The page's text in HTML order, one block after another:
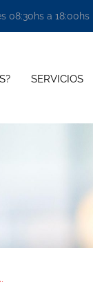
08:30hs a 18:00hs
SERVICIOS